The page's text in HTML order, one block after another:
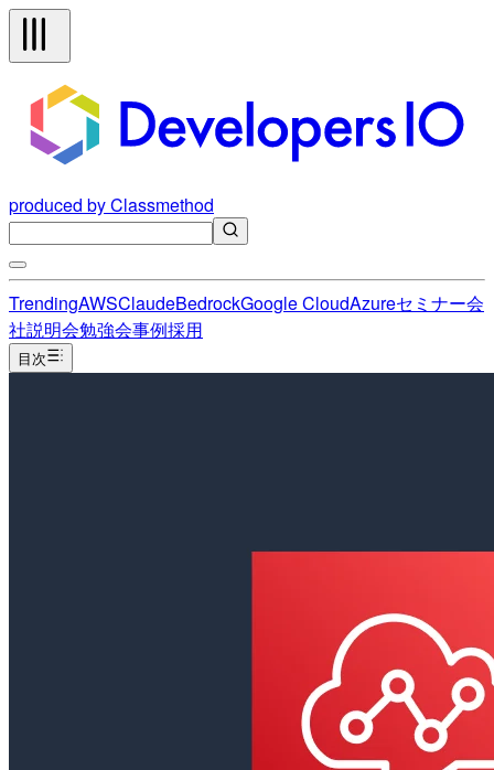
produced by Classmethod
TrendingAWSClaudeBedrockGoogle CloudAzureセミナー会
社説明会勉強会事例採用
目次